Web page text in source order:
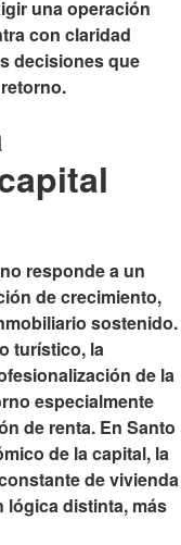
una operación
con claridad
decisiones que
responde a un
de crecimiento,
sostenido.
turístico, la
de la
especialmente
de renta. En Santo
de la capital, la
de vivienda
lógica distinta, más